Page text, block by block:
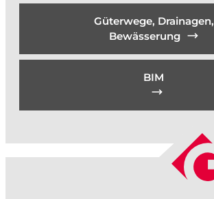
Güterwege, Drainagen,
Bewässerung
BIM